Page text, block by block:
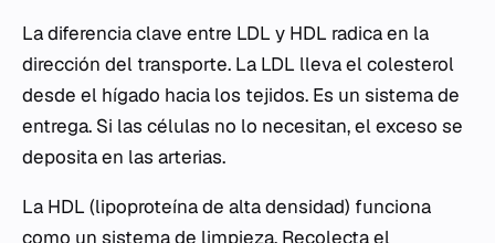
La diferencia clave entre LDL y HDL radica en la
dirección del transporte. La LDL lleva el colesterol
desde el hígado hacia los tejidos. Es un sistema de
entrega. Si las células no lo necesitan, el exceso se
deposita en las arterias.
La HDL (lipoproteína de alta densidad) funciona
como un sistema de limpieza. Recolecta el